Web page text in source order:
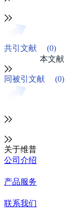
共引文献
(0)
本文献
同被引文献 (0)
关于维普
公司介绍
产品服务
联系我们